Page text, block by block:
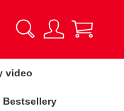
video
Bestsellery